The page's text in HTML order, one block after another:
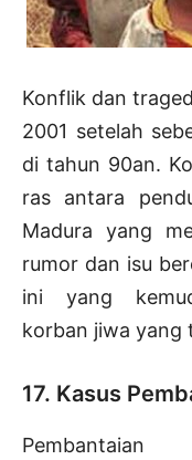
Konflik dan
2001 setelah
di tahun 90an.
ras antara
Madura yang
rumor dan isu
ini yang
korban jiwa yang
17. Kasus